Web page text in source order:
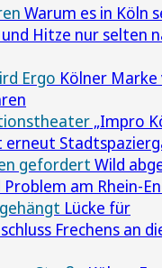
Warum es in Köln
Hitze nur selten
Ergo Kölner
„Impro
gefordert Wild
am Rhein-
Lücke für
Frechens an